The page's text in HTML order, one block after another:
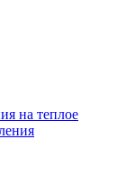
на теплое